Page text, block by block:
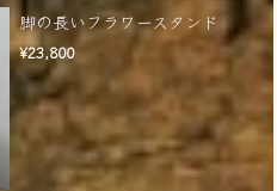
脚の長いフラワースタンド
¥23,800